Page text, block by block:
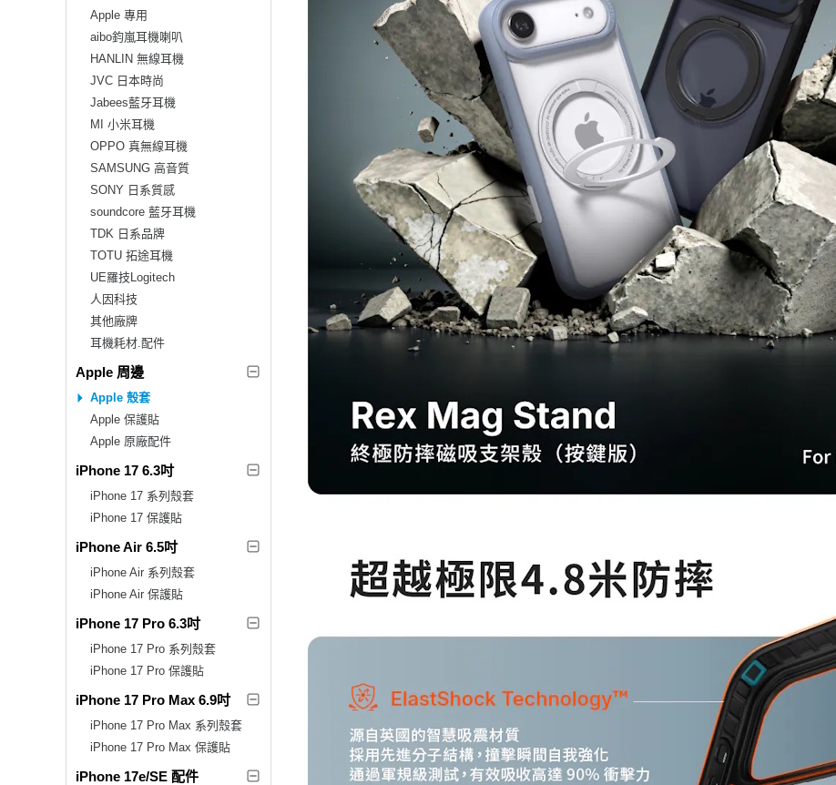
Apple 專用
aibo鈞嵐耳機喇叭
HANLIN 無線耳機
JVC 日本時尚
Jabees藍牙耳機
MI 小米耳機
OPPO 真無線耳機
SAMSUNG 高音質
SONY 日系質感
soundcore 藍牙耳機
TDK 日系品牌
TOTU 拓途耳機
UE羅技Logitech
人因科技
其他廠牌
耳機耗材.配件
Apple 周邊
Apple 殼套
Apple 保護貼
Apple 原廠配件
iPhone 17 6.3吋
iPhone 17 系列殼套
iPhone 17 保護貼
iPhone Air 6.5吋
iPhone Air 系列殼套
iPhone Air 保護貼
iPhone 17 Pro 6.3吋
iPhone 17 Pro 系列殼套
iPhone 17 Pro 保護貼
iPhone 17 Pro Max 6.9吋
iPhone 17 Pro Max 系列殼套
iPhone 17 Pro Max 保護貼
iPhone 17e/SE 配件